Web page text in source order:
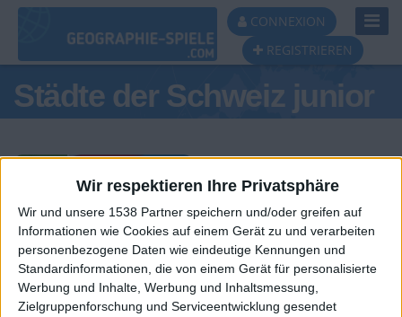
Wir respektieren Ihre Privatsphäre
Wir und unsere 1538 Partner speichern und/oder greifen auf
Informationen wie Cookies auf einem Gerät zu und verarbeiten
personenbezogene Daten wie eindeutige Kennungen und
Standardinformationen, die von einem Gerät für personalisierte
Werbung und Inhalte, Werbung und Inhaltsmessung,
Zielgruppenforschung und Serviceentwicklung gesendet
CONNEXION
REGISTRIEREN
Städte der Schweiz junior
Tagespodest
#1 #2